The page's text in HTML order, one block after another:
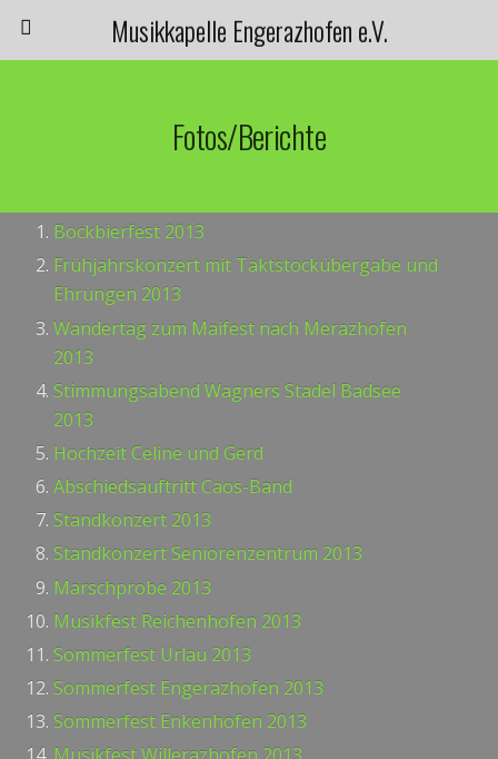
Musikkapelle Engerazhofen e.V.
Fotos/Berichte
Bockbierfest 2013
Frühjahrskonzert mit Taktstockübergabe und
Ehrungen 2013
Wandertag zum Maifest nach Merazhofen
2013
Stimmungsabend Wagners Stadel Badsee
2013
Hochzeit Celine und Gerd
Abschiedsauftritt Caos-Band
Standkonzert 2013
Standkonzert Seniorenzentrum 2013
Marschprobe 2013
Musikfest Reichenhofen 2013
Sommerfest Urlau 2013
Sommerfest Engerazhofen 2013
Sommerfest Enkenhofen 2013